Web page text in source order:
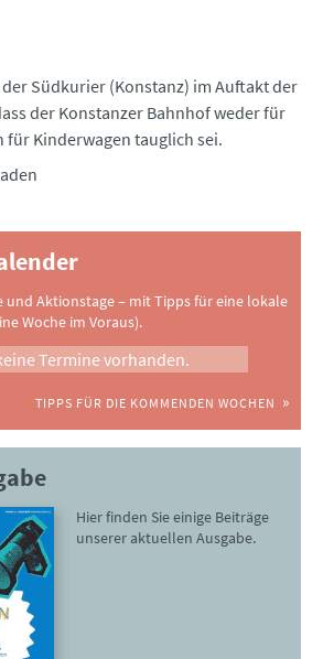
Südkurier (Konstanz) im Auftakt der
der Konstanzer Bahnhof weder für
Kinderwagen tauglich sei.
und Aktionstage – mit Tipps für eine lokale
Woche im Voraus).
Termine vorhanden.
TIPPS FÜR DIE KOMMENDEN WOCHEN
Hier finden Sie einige Beiträge
unserer aktuellen Ausgabe.